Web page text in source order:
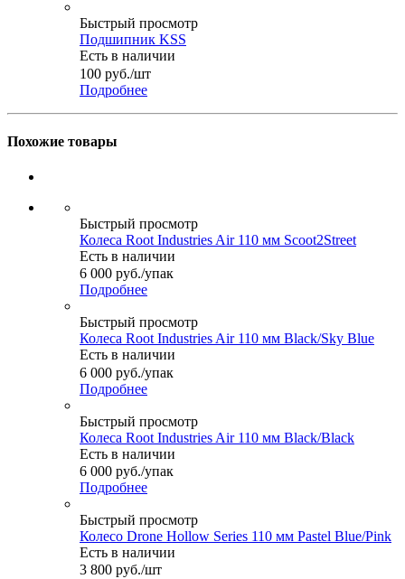
Быстрый просмотр
Подшипник KSS
Есть в наличии
100 руб./шт
Подробнее
Похожие товары
Быстрый просмотр
Колеса Root Industries Air 110 мм Scoot2Street
Есть в наличии
6 000 руб./упак
Подробнее
Быстрый просмотр
Колеса Root Industries Air 110 мм Black/Sky Blue
Есть в наличии
6 000 руб./упак
Подробнее
Быстрый просмотр
Колеса Root Industries Air 110 мм Black/Black
Есть в наличии
6 000 руб./упак
Подробнее
Быстрый просмотр
Колесо Drone Hollow Series 110 мм Pastel Blue/Pink
Есть в наличии
3 800 руб./шт